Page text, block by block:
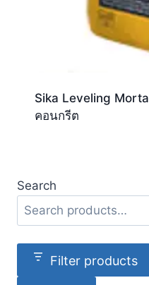
Sika Leveling
คอนกรีต
Search
Filter products